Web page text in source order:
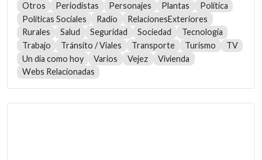
Otros
Periodistas Personajes Plantas
Política
Políticas Sociales
Radio
RelacionesExteriores
Rurales
Salud Seguridad Sociedad
Tecnología
Trabajo
Tránsito / Viales Transporte Turismo
TV
Un día como hoy
Varios Vejez
Vivienda
Webs Relacionadas